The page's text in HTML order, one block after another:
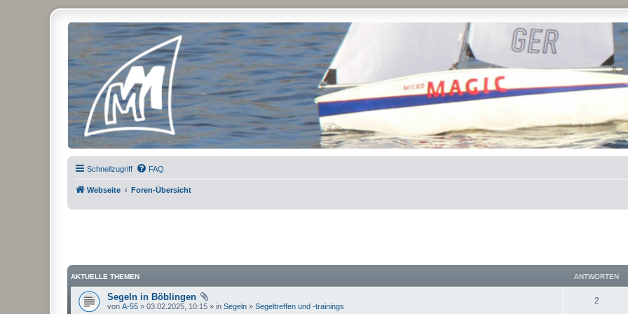
Micro Magic Forum Deutschland
Schnellzugriff FAQ
Webseite Foren-Übersicht
AKTUELLE THEMEN ANTWORTEN
Segeln in Böblingen
von A-55 » 03.02.2025, 10:15 » in Segeln » Segeltreffen und -trainings
2